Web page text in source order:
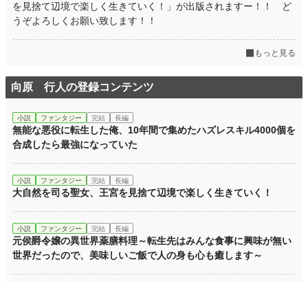
を見捨て辺境で楽しく生きていく！」が出版されますー！！ ど
うぞよろしくお願い致します！！
もっと見る
向原 行人の登録コンテンツ
小説 ファンタジー 完結 長編
無能な悪役に転生した俺、10年間で集めたハズレスキル4000個を
合成したら最強になっていた
小説 ファンタジー 完結 長編
大自然を司る聖女、王宮を見捨て辺境で楽しく生きていく！
小説 ファンタジー 完結 長編
元侯爵令嬢の異世界薬膳料理～転生先はみんな食事に興味が無い
世界だったので、美味しいご飯で人の身も心も癒します～